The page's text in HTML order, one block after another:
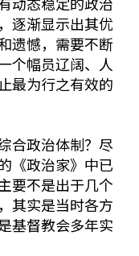
逐渐显示出其优
遗憾，需要不断
个幅员辽阔、人
最为行之有效的
合政治体制？尽
《政治家》中已
要不是出于几个
其实是当时各方
基督教会多年实